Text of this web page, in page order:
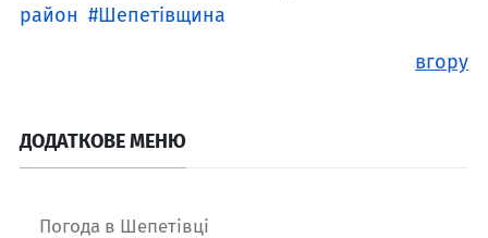
район
Шепетівщина
вгору
ДОДАТКОВЕ МЕНЮ
Погода в Шепетівці